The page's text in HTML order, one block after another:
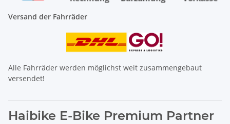
Versand der Fahrräder
Alle Fahrräder werden möglichst weit zusammengebaut
versendet!
Haibike E-Bike Premium Partner